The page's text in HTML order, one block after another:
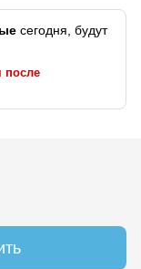
сегодня, будут
после